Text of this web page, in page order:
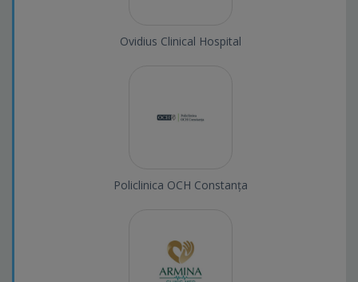
Ovidius Clinical Hospital
Policlinica OCH Constanța